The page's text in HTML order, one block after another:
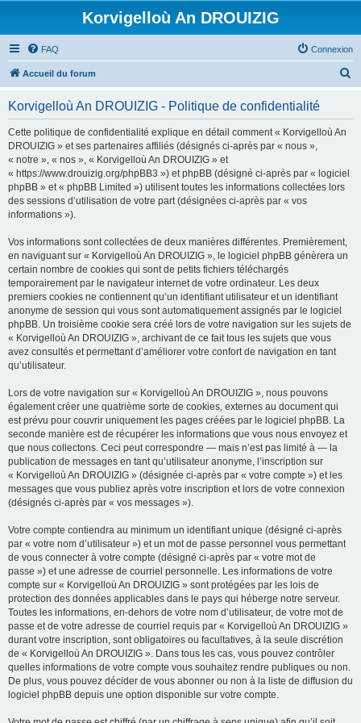
Korvigelloù An DROUIZIG
FAQ Connexion
Accueil du forum
Korvigelloù An DROUIZIG - Politique de confidentialité
Cette politique de confidentialité explique en détail comment « Korvigelloù An
DROUIZIG » et ses partenaires affiliés (désignés ci-après par « nous »,
« notre », « nos », « Korvigelloù An DROUIZIG » et
« https://www.drouizig.org/phpBB3 ») et phpBB (désigné ci-après par « logiciel
phpBB » et « phpBB Limited ») utilisent toutes les informations collectées lors
des sessions d’utilisation de votre part (désignées ci-après par « vos
informations »).
Vos informations sont collectées de deux manières différentes. Premièrement,
en naviguant sur « Korvigelloù An DROUIZIG », le logiciel phpBB génèrera un
certain nombre de cookies qui sont de petits fichiers téléchargés
temporairement par le navigateur internet de votre ordinateur. Les deux
premiers cookies ne contiennent qu’un identifiant utilisateur et un identifiant
anonyme de session qui vous sont automatiquement assignés par le logiciel
phpBB. Un troisième cookie sera créé lors de votre navigation sur les sujets de
« Korvigelloù An DROUIZIG », archivant de ce fait tous les sujets que vous
avez consultés et permettant d’améliorer votre confort de navigation en tant
qu’utilisateur.
Lors de votre navigation sur « Korvigelloù An DROUIZIG », nous pouvons
également créer une quatrième sorte de cookies, externes au document qui
est prévu pour couvrir uniquement les pages créées par le logiciel phpBB. La
seconde manière est de récupérer les informations que vous nous envoyez et
que nous collectons. Ceci peut correspondre — mais n’est pas limité à — la
publication de messages en tant qu’utilisateur anonyme, l’inscription sur
« Korvigelloù An DROUIZIG » (désignée ci-après par « votre compte ») et les
messages que vous publiez après votre inscription et lors de votre connexion
(désignés ci-après par « vos messages »).
Votre compte contiendra au minimum un identifiant unique (désigné ci-après
par « votre nom d’utilisateur ») et un mot de passe personnel vous permettant
de vous connecter à votre compte (désigné ci-après par « votre mot de
passe ») et une adresse de courriel personnelle. Les informations de votre
compte sur « Korvigelloù An DROUIZIG » sont protégées par les lois de
protection des données applicables dans le pays qui héberge notre serveur.
Toutes les informations, en-dehors de votre nom d’utilisateur, de votre mot de
passe et de votre adresse de courriel requis par « Korvigelloù An DROUIZIG »
durant votre inscription, sont obligatoires ou facultatives, à la seule discrétion
de « Korvigelloù An DROUIZIG ». Dans tous les cas, vous pouvez contrôler
quelles informations de votre compte vous souhaitez rendre publiques ou non.
De plus, vous pouvez décider de vous abonner ou non à la liste de diffusion du
logiciel phpBB depuis une option disponible sur votre compte.